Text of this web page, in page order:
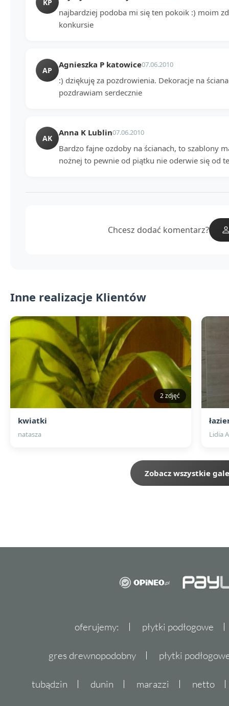
KP
najbardziej podoba mi się ten pokoik :) moim
konkursie
AP
Agnieszka P katowice07.06.2010
:) dziękuję za pozdrowienia. Dekoracje na
pozdrawiam serdecznie
AK
Anna K Lublin07.06.2010
Bardzo fajne ozdoby na ścianach, to szablony
nożnej to pewnie od piątku nie oderwie się od
Chcesz dodać komentarz?
Inne realizacje Klientów
2 zdjęć
kwiatki
natasza Lidia
Zobacz wszystkie
oferujemy: płytki podłogowe
gres drewnopodobny płytki
tubądzin dunin marazzi netto